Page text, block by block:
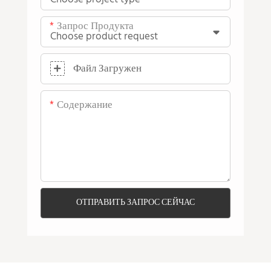
Запрос Продукта
Файл Загружен
Содержание
ОТПРАВИТЬ ЗАПРОС СЕЙЧАС